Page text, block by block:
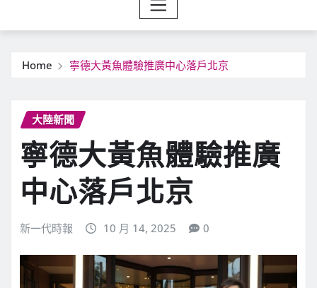
Home 寧德大黃魚體驗推廣中心落戶北京
大陸新聞
寧德大黃魚體驗推廣
中心落戶北京
新一代時報 10 月 14, 2025 0